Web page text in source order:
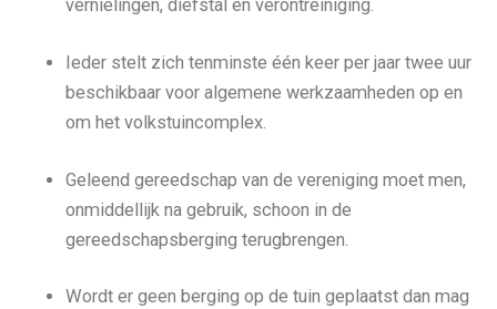
vernielingen, diefstal en verontreiniging.
Ieder stelt zich tenminste één keer per jaar twee uur
beschikbaar voor algemene werkzaamheden op en
om het volkstuincomplex.
Geleend gereedschap van de vereniging moet men,
onmiddellijk na gebruik, schoon in de
gereedschapsberging terugbrengen.
Wordt er geen berging op de tuin geplaatst dan mag